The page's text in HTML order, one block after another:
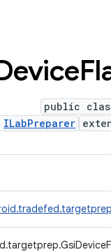
public
ILabPreparer